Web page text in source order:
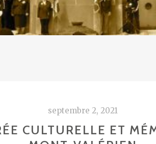
septembre 2, 2021
CULTURELLE ET